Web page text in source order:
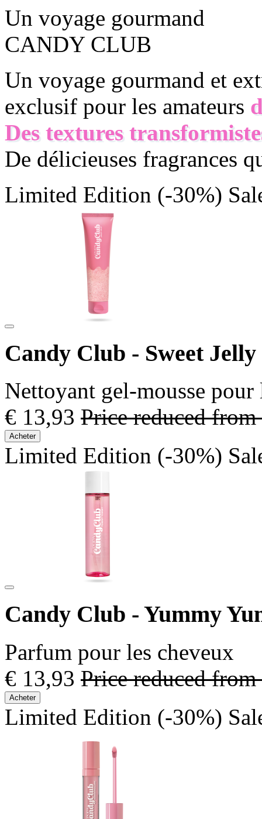
Un voyage gourmand
CANDY CLUB
Un voyage gourmand et
exclusif pour les amateurs
Des textures
De délicieuses fragrances
Limited Edition (-30%)
Candy Club - Sweet Jelly
Nettoyant gel-mousse pour
€ 13,93 Price reduced from
Acheter
Limited Edition (-30%)
Candy Club - Yummy
Parfum pour les cheveux
€ 13,93 Price reduced from
Acheter
Limited Edition (-30%)